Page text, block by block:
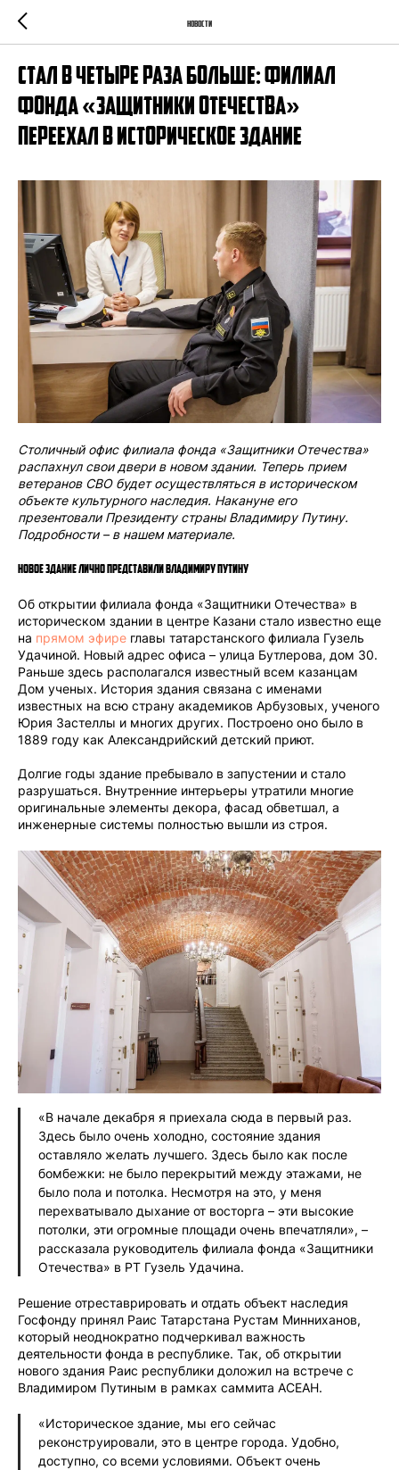
Новости
Стал в четыре раза больше: филиал
фонда «Защитники Отечества»
переехал в историческое здание
Столичный офис филиала фонда «Защитники Отечества»
распахнул свои двери в новом здании. Теперь прием
ветеранов СВО будет осуществляться в историческом
объекте культурного наследия. Накануне его
презентовали Президенту страны Владимиру Путину.
Подробности – в нашем материале.
Новое здание лично представили Владимиру Путину
Об открытии филиала фонда «Защитники Отечества» в
историческом здании в центре Казани стало известно еще
на прямом эфире главы татарстанского филиала Гузель
Удачиной. Новый адрес офиса – улица Бутлерова, дом 30.
Раньше здесь располагался известный всем казанцам
Дом ученых. История здания связана с именами
известных на всю страну академиков Арбузовых, ученого
Юрия Застеллы и многих других. Построено оно было в
1889 году как Александрийский детский приют.
Долгие годы здание пребывало в запустении и стало
разрушаться. Внутренние интерьеры утратили многие
оригинальные элементы декора, фасад обветшал, а
инженерные системы полностью вышли из строя.
«В начале декабря я приехала сюда в первый раз.
Здесь было очень холодно, состояние здания
оставляло желать лучшего. Здесь было как после
бомбежки: не было перекрытий между этажами, не
было пола и потолка. Несмотря на это, у меня
перехватывало дыхание от восторга – эти высокие
потолки, эти огромные площади очень впечатляли», –
рассказала руководитель филиала фонда «Защитники
Отечества» в РТ Гузель Удачина.
Решение отреставрировать и отдать объект наследия
Госфонду принял Раис Татарстана Рустам Минниханов,
который неоднократно подчеркивал важность
деятельности фонда в республике. Так, об открытии
нового здания Раис республики доложил на встрече с
Владимиром Путиным в рамках саммита АСЕАН.
«Историческое здание, мы его сейчас
реконструировали, это в центре города. Удобно,
доступно, со всеми условиями. Объект очень